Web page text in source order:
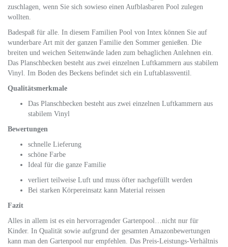
zuschlagen, wenn Sie sich sowieso einen Aufblasbaren Pool zulegen
wollten.
Badespaß für alle. In diesem Familien Pool von Intex können Sie auf
wunderbare Art mit der ganzen Familie den Sommer genießen. Die
breiten und weichen Seitenwände laden zum behaglichen Anlehnen ein.
Das Planschbecken besteht aus zwei einzelnen Luftkammern aus stabilem
Vinyl. Im Boden des Beckens befindet sich ein Luftablassventil.
Qualitätsmerkmale
Das Planschbecken besteht aus zwei einzelnen Luftkammern aus
stabilem Vinyl
Bewertungen
schnelle Lieferung
schöne Farbe
Ideal für die ganze Familie
verliert teilweise Luft und muss öfter nachgefüllt werden
Bei starken Körpereinsatz kann Material reissen
Fazit
Alles in allem ist es ein hervorragender Gartenpool…nicht nur für
Kinder. In Qualität sowie aufgrund der gesamten Amazonbewertungen
kann man den Gartenpool nur empfehlen. Das Preis-Leistungs-Verhältnis